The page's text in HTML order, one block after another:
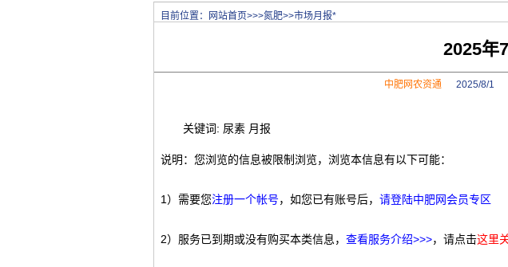
目前位置： 网站首页>>>氮肥>>市场月报*
2025年
中肥网农资通2025/8/1
关键词: 尿素 月报
说明：您浏览的信息被限制浏览，浏览本信息有以下可能：
1）需要您注册一个帐号，如您已有账号后， 请登陆中肥网会员专区
2）服务已到期或没有购买本类信息， 查看服务介绍>>>，请点击这里